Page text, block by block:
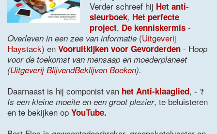
Verder schreef hij Het anti-
sleurboek, Het perfecte
project, De kenniskermis -
Overleven in een zee van informatie (Uitgeverij
Haystack) en Vooruitkijken voor Gevorderden - Hoop
voor de toekomst van mensaap en moederplaneet
(Uitgeverij BlijvendBeklijven Boeken).
Daarnaast is hij componist van het Anti-klaaglied, - 't
Is een kleine moeite en een groot plezier, te beluisteren
en te bekijken op YouTube.